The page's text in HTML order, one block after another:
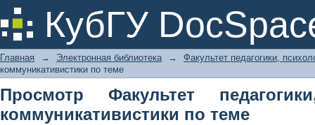
КубГУ
Просмотр Факультет педагогики,
Главная → Электронная библиотека →
Факультет педагогики,
коммуникативистики по теме
Просмотр Факультет
коммуникативистики по теме